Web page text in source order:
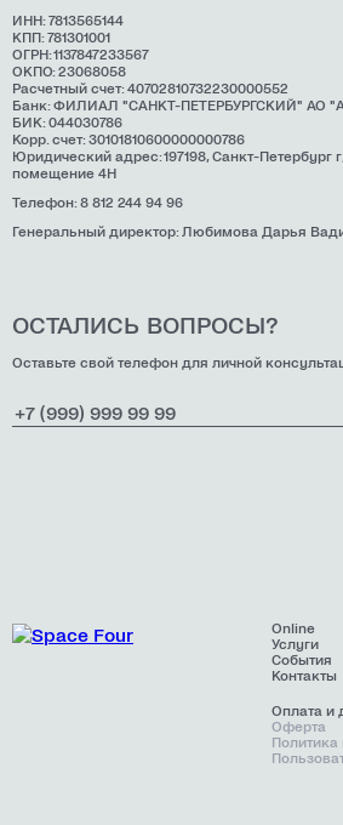
ИНН: 7813565144
КПП: 781301001
ОГРН: 1137847233567
ОКПО: 23068058
Расчетный счет: 40702810732230000552
Банк: ФИЛИАЛ "САНКТ-ПЕТЕРБУРГСКИЙ" АО
БИК: 044030786
Корр. счет: 30101810600000000786
Юридический адрес: 197198, Санкт-Петербург
помещение 4Н
Телефон: 8 812 244 94 96
Генеральный директор: Любимова Дарья
ОСТАЛИСЬ ВОПРОСЫ?
Оставьте свой телефон для личной
Online
Услуги
События
Контакты
Оплата и
Оферта